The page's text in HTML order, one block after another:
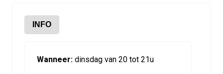
INFO
Wanneer: dinsdag van 20 tot 21u